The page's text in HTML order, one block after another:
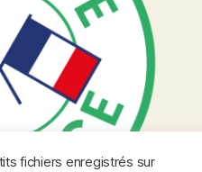
fichiers enregistrés sur